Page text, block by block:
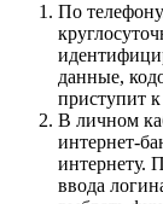
По
данные,
приступит
В личном
интернет-
интернету.
ввода